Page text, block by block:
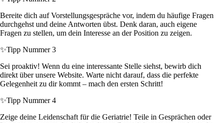
Bereite dich auf Vorstellungsgespräche vor, indem du häufige Fragen
durchgehst und deine Antworten übst. Denk daran, auch eigene
Fragen zu stellen, um dein Interesse an der Position zu zeigen.
✨Tipp Nummer 3
Sei proaktiv! Wenn du eine interessante Stelle siehst, bewirb dich
direkt über unsere Website. Warte nicht darauf, dass die perfekte
Gelegenheit zu dir kommt – mach den ersten Schritt!
✨Tipp Nummer 4
Zeige deine Leidenschaft für die Geriatrie! Teile in Gesprächen oder